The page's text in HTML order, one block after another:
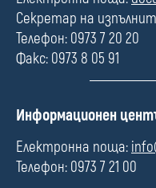
Секретар на
Телефон: 0973 7 20 20
Факс: 0973 8 05 91
П
л
е
Информационен
Електронна поща:
Телефон: 0973 7 21 00